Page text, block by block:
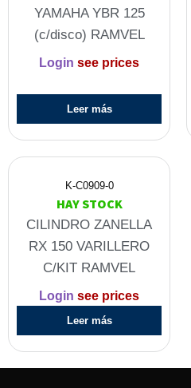
YAMAHA YBR 125
(c/disco) RAMVEL
Login see prices
Leer más
K-C0909-0
HAY STOCK
CILINDRO ZANELLA
RX 150 VARILLERO
C/KIT RAMVEL
Login see prices
Leer más